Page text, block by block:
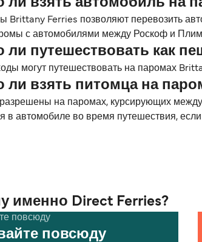
ли взять автомобиль на
Brittany Ferries позволяют перевозить
с автомобилями между Роскоф и
ли путешествовать как
могут путешествовать на паромах
ли взять питомца на
на паромах, курсирующих
в автомобиле во время путешествия,
именно Direct Ferries?
повсюду